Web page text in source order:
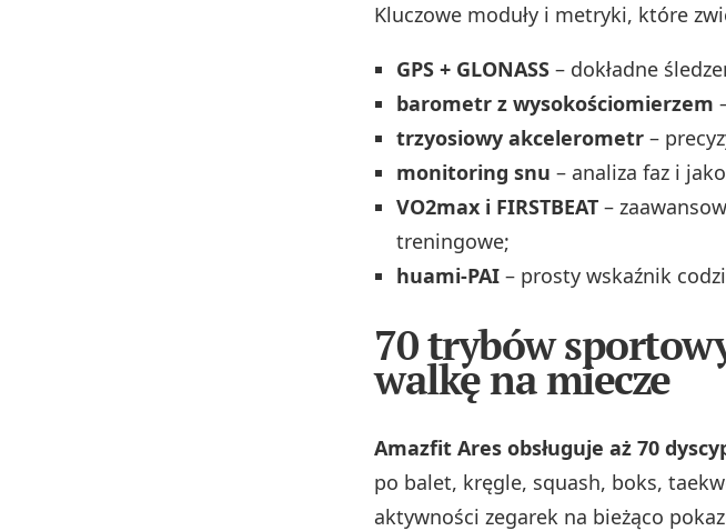
Kluczowe moduły i metryki, które
GPS + GLONASS – dokładne
barometr z wysokościomierzem
trzyosiowy akcelerometr –
monitoring snu – analiza faz i
VO2max i FIRSTBEAT –
treningowe;
huami-PAI – prosty wskaźnik
70 trybów
walkę na miecze
Amazfit Ares obsługuje aż 70
po balet, kręgle, squash, boks,
aktywności zegarek na bieżąco